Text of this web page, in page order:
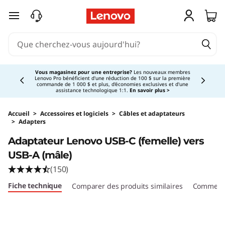
passer au contenu principal
Vous magasinez pour une entreprise?Les nouveaux membres
Lenovo Pro bénéficient d'une réduction de 100 $ sur la première
commande de 1 000 $ et plus, d'économies exclusives et d'une
assistance technologique 1:1. En savoir plus >
Currently displaying item 3 of 5
Accueil > Accessoires et logiciels > Câbles et adaptateurs
> Adapters
Adaptateur Lenovo USB-C (femelle) vers
USB-A (mâle)
(150)
Fiche technique Comparer des produits similaires